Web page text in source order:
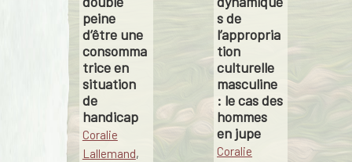
peine
d’être une
consomma
trice en
situation
de
handicap
Coralie
Lallemand,
s de
l’appropria
tion
culturelle
masculine
: le cas des
hommes
en jupe
Coralie